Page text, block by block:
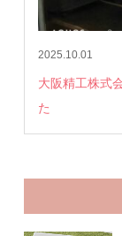
2025.10.01
大阪精工株式
た